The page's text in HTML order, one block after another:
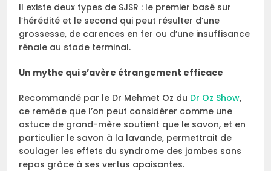
Il existe deux types de SJSR : le premier basé sur
l’hérédité et le second qui peut résulter d’une
grossesse, de carences en fer ou d’une insuffisance
rénale au stade terminal.
Un mythe qui s’avère étrangement efficace
Recommandé par le Dr Mehmet Oz du Dr Oz Show,
ce remède que l’on peut considérer comme une
astuce de grand-mère soutient que le savon, et en
particulier le savon à la lavande, permettrait de
soulager les effets du syndrome des jambes sans
repos grâce à ses vertus apaisantes.